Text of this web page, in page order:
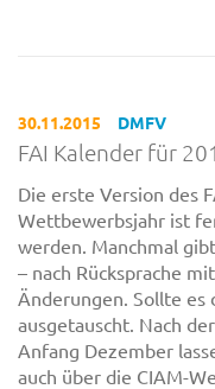
30.11.2015 DMFV
FAI Kalender für
Die erste Version des
Wettbewerbsjahr ist
werden. Manchmal
– nach Rücksprache
Änderungen. Sollte es
ausgetauscht. Nach
Anfang Dezember
auch über die CIAM-